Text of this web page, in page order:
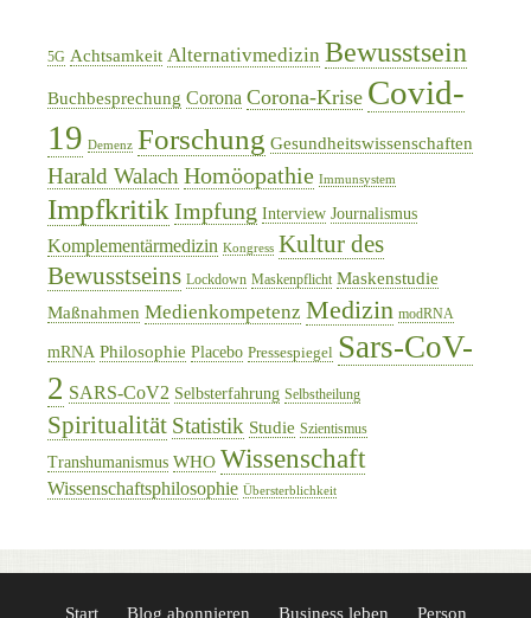
5G Achtsamkeit Alternativmedizin Bewusstsein
Buchbesprechung Corona Corona-Krise Covid-
19 Demenz Forschung Gesundheitswissenschaften
Harald Walach Homöopathie Immunsystem
Impfkritik Impfung Interview Journalismus
Komplementärmedizin Kongress Kultur des
Bewusstseins Lockdown Maskenpflicht Maskenstudie
Maßnahmen Medienkompetenz Medizin modRNA
mRNA Philosophie Placebo Pressespiegel Sars-CoV-
2 SARS-CoV2 Selbsterfahrung Selbstheilung
Spiritualität Statistik Studie Szientismus
Transhumanismus WHO Wissenschaft
Wissenschaftsphilosophie Übersterblichkeit
Start Blog abonnieren Business leben Person